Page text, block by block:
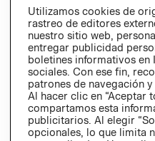
Utilizamos cookies de
rastreo de editores
nuestro sitio web,
entregar publicidad
boletines informativos en
sociales. Con ese fin,
patrones de navegación
Al hacer clic en “Aceptar
compartamos esta
publicitarios. Al elegir
opcionales, lo que limita